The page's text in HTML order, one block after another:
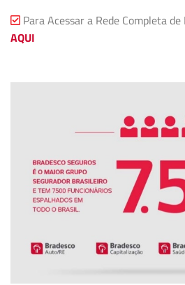
Para Acessar a Rede Completa
AQUI